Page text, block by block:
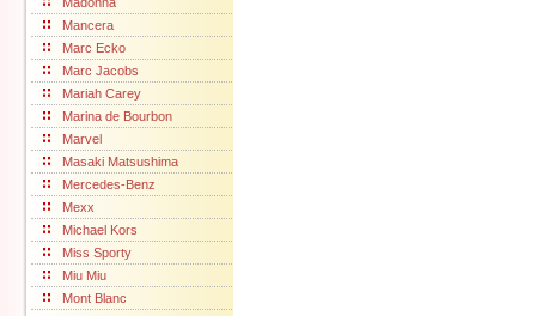
Mancera
Marc Ecko
Marc Jacobs
Mariah Carey
Marina de Bourbon
Marvel
Masaki Matsushima
Mercedes-Benz
Mexx
Michael Kors
Miss Sporty
Miu Miu
Mont Blanc